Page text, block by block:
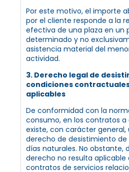
Por este motivo, el importe
por el cliente responde a la
efectiva de una plaza en un
determinado y no
asistencia material del
actividad.
3. Derecho legal de
condiciones
aplicables
De conformidad con la
consumo, en los contratos a
existe, con carácter general,
derecho de desistimiento
días naturales. No obstante,
derecho no resulta aplicable
contratos de servicios